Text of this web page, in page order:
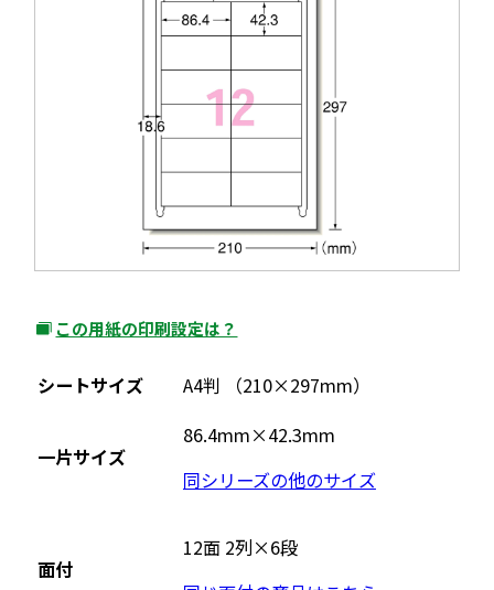
シートサイズ A4判 （210×297mm）
一片サイズ
86.4mm×42.3mm
同シリーズの他のサイズ
面付
12面 2列×6段
外
サ
ト
イ
この用紙の印刷設定は？